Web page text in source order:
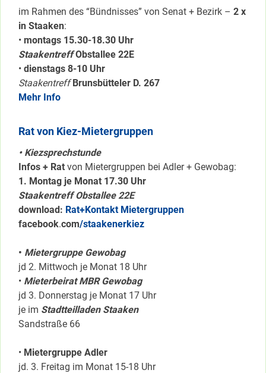
im Rahmen des “Bündnisses” von Senat + Bezirk – 2 x
in Staaken:
• montags 15.30-18.30 Uhr
Staakentreff Obstallee 22E
• dienstags 8-10 Uhr
Staakentreff Brunsbütteler D. 267
Mehr Info
Rat von Kiez-Mietergruppen
• Kiezsprechstunde
Infos + Rat von Mietergruppen bei Adler + Gewobag:
1. Montag je Monat 17.30 Uhr
Staakentreff Obstallee 22E
download: Rat+Kontakt Mietergruppen
facebook.com/staakenerkiez
• Mietergruppe Gewobag
jd 2. Mittwoch je Monat 18 Uhr
• Mieterbeirat MBR Gewobag
jd 3. Donnerstag je Monat 17 Uhr
je im Stadtteilladen Staaken
Sandstraße 66
• Mietergruppe Adler
jd. 3. Freitag im Monat 15-18 Uhr